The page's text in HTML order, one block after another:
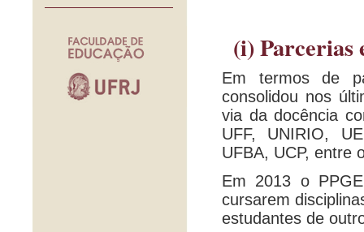
(i) Parcerias
Em termos de
consolidou nos
via da docência
UFF, UNIRIO,
UFBA, UCP, entre
Em 2013 o
cursarem
estudantes de